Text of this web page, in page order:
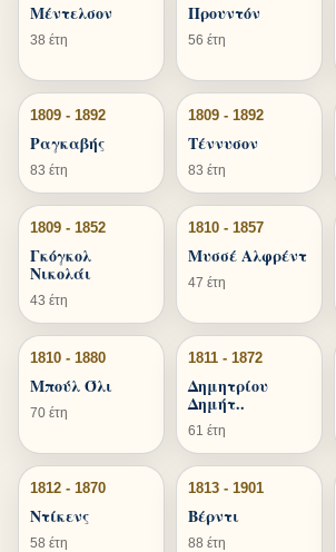
Μέντελσον
38 έτη
Προυντόν
56 έτη
1809 - 1892
Ραγκαβής
83 έτη
1809 - 1892
Τέννυσον
83 έτη
1809 - 1852
Γκόγκολ
Νικολάι
43 έτη
1810 - 1857
Μυσσέ Αλφρέντ
47 έτη
1810 - 1880
Μπούλ Όλι
70 έτη
1811 - 1872
Δημητρίου
Δημήτ..
61 έτη
1812 - 1870
Ντίκενς
58 έτη
1813 - 1901
Βέρντι
88 έτη